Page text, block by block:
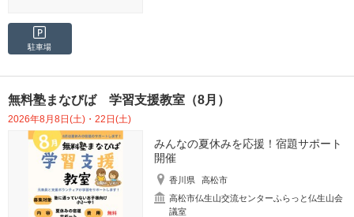
駐車場
無料塾まなびば 学習支援教室（8月）
2026年8月8日(土)・22日(土)
みんなの夏休みを応援！宿題サポート
開催
香川県
高松市
高松市仏生山交流センターふらっと仏生山会
議室